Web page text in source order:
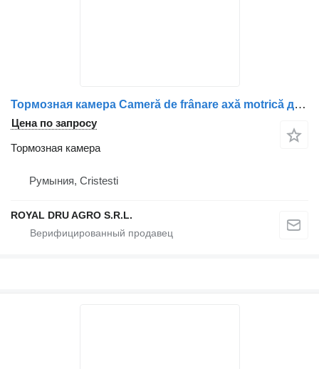
Тормозная камера Cameră de frânare axă motrică для грузовика Volvo 14512 14990
Цена по запросу
Тормозная камера
Румыния, Cristesti
ROYAL DRU AGRO S.R.L.